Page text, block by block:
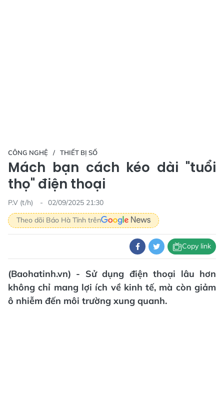
CÔNG NGHỆ THIẾT BỊ SỐ
Mách bạn cách kéo dài "tuổi
thọ" điện thoại
P.V (t/h)
02/09/2025 21:30
Theo dõi Báo Hà Tĩnh trên
Copy link
(Baohatinh.vn) - Sử dụng điện thoại lâu hơn
không chỉ mang lợi ích về kinh tế, mà còn giảm
ô nhiễm đến môi trường xung quanh.